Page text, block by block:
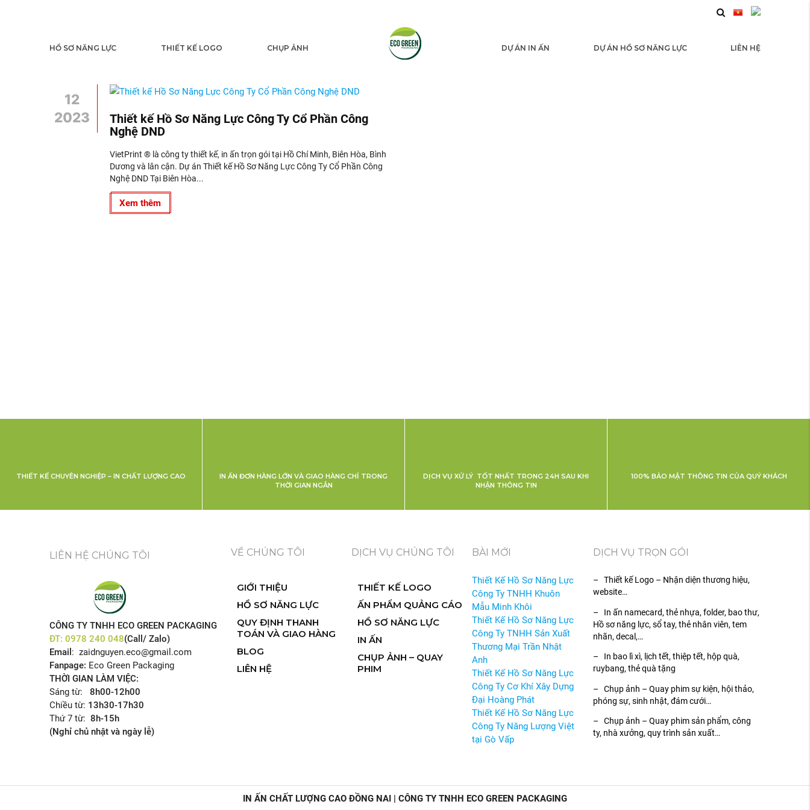
HỒ SƠ NĂNG LỰC THIẾT KẾ LOGO CHỤP ẢNH DỰ ÁN IN ẤN DỰ ÁN HỒ SƠ NĂNG LỰC LIÊN HỆ
Thiết kế Hồ Sơ Năng Lực Công Ty Cổ Phần Công
Nghệ DND
VietPrint ® là công ty thiết kế, in ấn trọn gói tại Hồ Chí Minh, Biên Hòa, Bình
Dương và lân cận. Dự án Thiết kế Hồ Sơ Năng Lực Công Ty Cổ Phần Công
Nghệ DND Tại Biên Hòa...
Xem thêm
12
2023
THIẾT KẾ CHUYÊN NGHIỆP – IN CHẤT LƯỢNG CAO
IN ẤN ĐƠN HÀNG LỚN VÀ GIAO HÀNG CHỈ TRONG
THỜI GIAN NGẮN
DỊCH VỤ XỬ LÝ TỐT NHẤT TRONG 24H SAU KHI
NHẬN THÔNG TIN
100% BẢO MẬT THÔNG TIN CỦA QUÝ KHÁCH
LIÊN HỆ CHÚNG TÔI
CÔNG TY TNHH ECO GREEN PACKAGING
ĐT: 0978 240 048(Call/ Zalo)
Email : zaidnguyen.eco@gmail.com
Fanpage: Eco Green Packaging
THỜI GIAN LÀM VIỆC:
Sáng từ: 8h00-12h00
Chiều từ: 13h30-17h30
Thứ 7 từ: 8h-15h
(Nghỉ chủ nhật và ngày lễ)
VỀ CHÚNG TÔI
GIỚI THIỆU
HỒ SƠ NĂNG LỰC
QUY ĐỊNH THANH
TOÁN VÀ GIAO HÀNG
BLOG
LIÊN HỆ
DỊCH VỤ CHÚNG TÔI
THIẾT KẾ LOGO
ẤN PHẨM QUẢNG CÁO
HỒ SƠ NĂNG LỰC
IN ẤN
CHỤP ẢNH – QUAY
PHIM
BÀI MỚI
Thiết Kế Hồ Sơ Năng Lực
Công Ty TNHH Khuôn
Mẫu Minh Khôi
Thiết Kế Hồ Sơ Năng Lực
Công Ty TNHH Sản Xuất
Thương Mại Trần Nhật
Anh
Thiết Kế Hồ Sơ Năng Lực
Công Ty Cơ Khí Xây Dựng
Đại Hoàng Phát
Thiết Kế Hồ Sơ Năng Lực
Công Ty Năng Lượng Việt
tại Gò Vấp
DỊCH VỤ TRỌN GÓI
– Thiết kế Logo – Nhận diện thương hiệu,
website…
– In ấn namecard, thẻ nhựa, folder, bao thư,
Hồ sơ năng lực, sổ tay, thẻ nhân viên, tem
nhãn, decal,…
– In bao lì xì, lịch tết, thiệp tết, hộp quà,
ruybang, thẻ quà tặng
– Chụp ảnh – Quay phim sự kiện, hội thảo,
phóng sự, sinh nhật, đám cưới…
– Chụp ảnh – Quay phim sản phẩm, công
ty, nhà xưởng, quy trình sản xuất…
IN ẤN CHẤT LƯỢNG CAO ĐỒNG NAI | CÔNG TY TNHH ECO GREEN PACKAGING